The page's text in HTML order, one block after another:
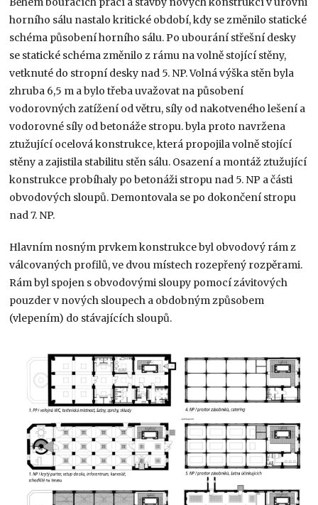
horního sálu nastalo kritické období, kdy se změnilo statické
schéma působení horního sálu. Po ubourání střešní desky
se statické schéma změnilo z rámu na volně stojící stěny,
vetknuté do stropní desky nad 5. NP. Volná výška stěn byla
zhruba 6,5 m a bylo třeba uvažovat na působení
vodorovných zatížení od větru, síly od nakotveného lešení a
vodorovné síly od betonáže stropu. byla proto navržena
ztužující ocelová konstrukce, která propojila volně stojící
stěny a zajistila stabilitu stěn sálu. Osazení a montáž ztužující
konstrukce probíhaly po betonáži stropu nad 5. NP a části
obvodových sloupů. Demontovala se po dokončení stropu
nad 7. NP.
Hlavním nosným prvkem konstrukce byl obvodový rám z
válcovaných profilů, ve dvou místech rozepřený rozpěrami.
Rám byl spojen s obvodovými sloupy pomocí závitových
pouzder v nových sloupech a obdobným způsobem
(vlepením) do stávajících sloupů.